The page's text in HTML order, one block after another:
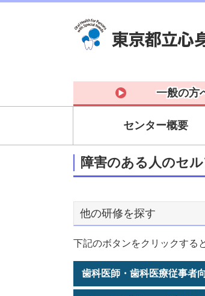
一般の方
センター概要
障害のある人のセ
他の研修を探す
下記のボタンをクリックする
歯科医師・歯科医療従事者